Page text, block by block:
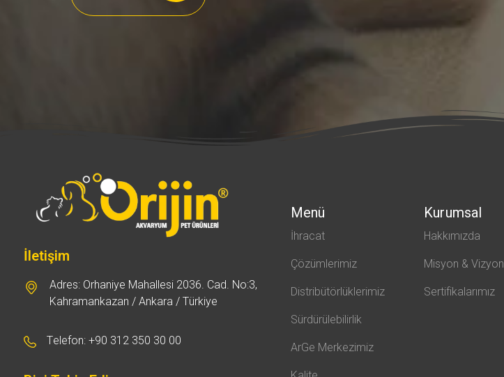
İletişim
Adres: Orhaniye Mahallesi 2036. Cad. No:3,
Kahramankazan / Ankara / Türkiye
Telefon: +90 312 350 30 00
Menü
İhracat
Çözümlerimiz
Distribütörlüklerimiz
Sürdürülebilirlik
ArGe Merkezimiz
Kurumsal
Hakkımızda
Misyon & Vizyon
Sertifikalarımız